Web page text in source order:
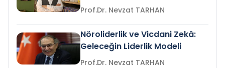
Prof.Dr. Nevzat TARHAN
Nöroliderlik ve Vicdani Zekâ:
Geleceğin Liderlik Modeli
Prof.Dr. Nevzat TARHAN